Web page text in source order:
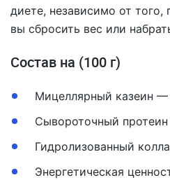
диете, независимо от того,
вы сбросить вес или
Состав на (100 г)
Мицеллярный казеин —
Сывороточный
Гидролизованный
Энергетическая